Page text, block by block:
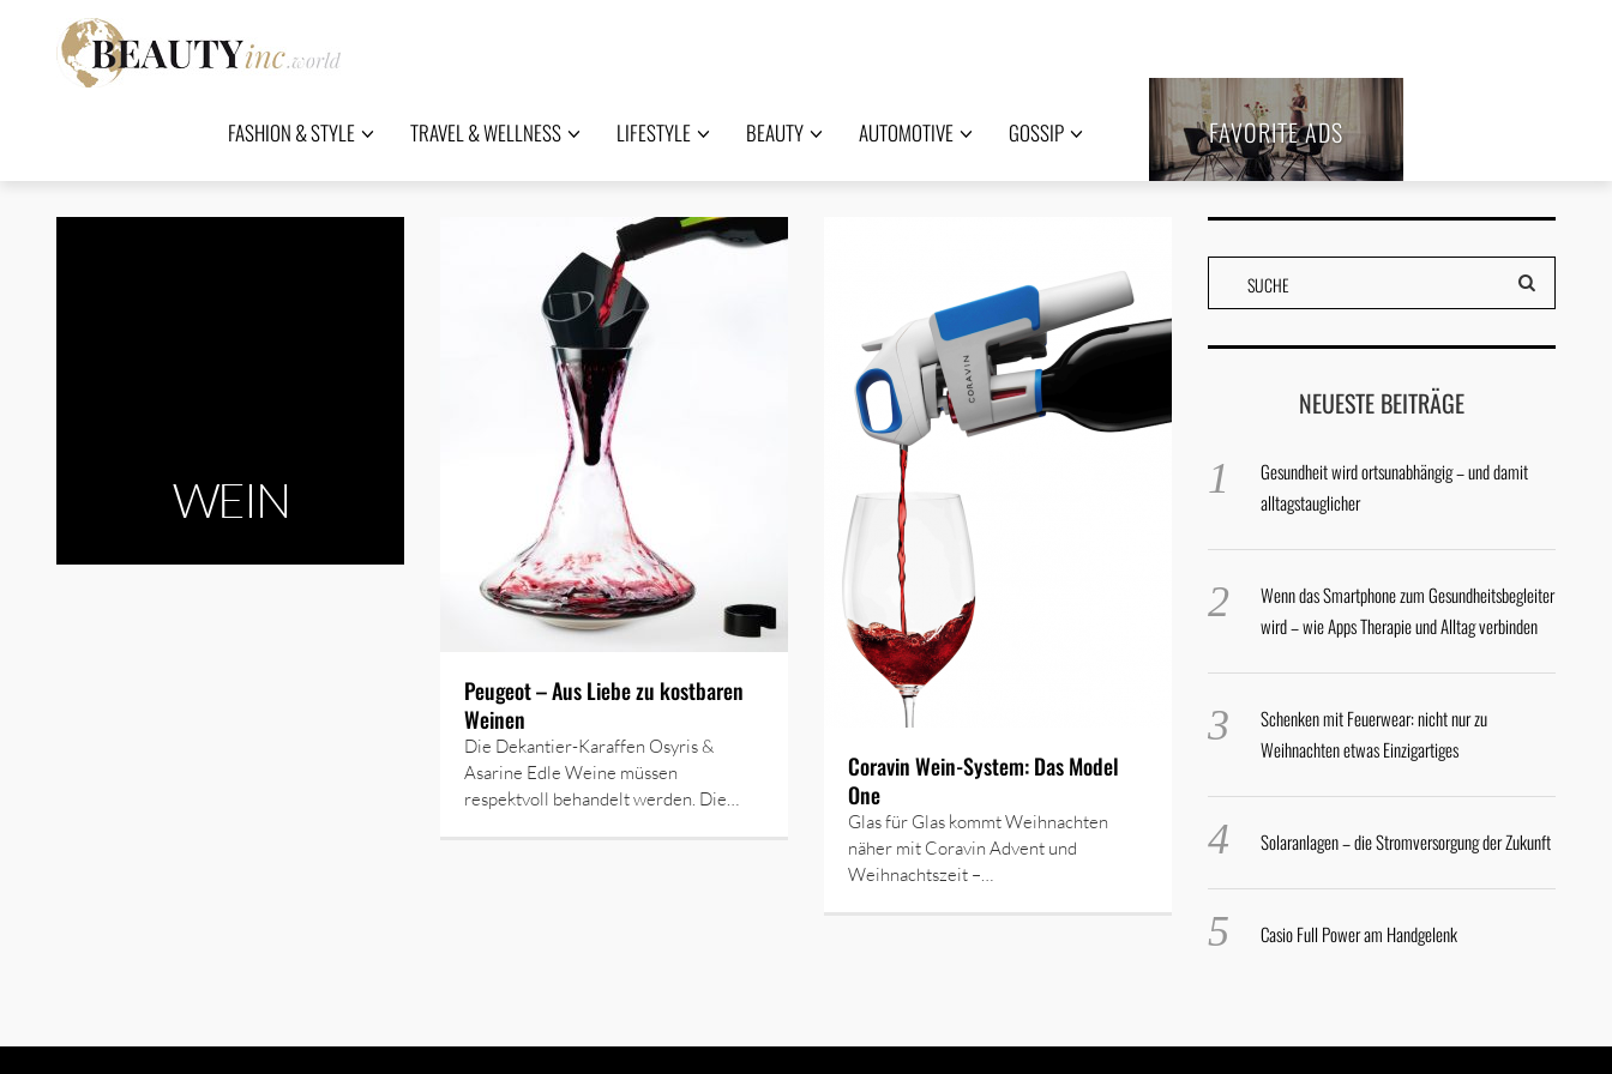
FASHION & STYLE TRAVEL & WELLNESS LIFESTYLE BEAUTY AUTOMOTIVE GOSSIP FAVORITE ADS
WEIN
Peugeot – Aus Liebe zu kostbaren
Weinen
Die Dekantier-Karaffen Osyris &
Asarine Edle Weine müssen
respektvoll behandelt werden. Die…
Coravin Wein-System: Das Model
One
Glas für Glas kommt Weihnachten
näher mit Coravin Advent und
Weihnachtszeit –…
NEUESTE BEITRÄGE
Gesundheit wird ortsunabhängig – und damit
alltagstauglicher
Wenn das Smartphone zum Gesundheitsbegleiter
wird – wie Apps Therapie und Alltag verbinden
Schenken mit Feuerwear: nicht nur zu
Weihnachten etwas Einzigartiges
Solaranlagen – die Stromversorgung der Zukunft
Casio Full Power am Handgelenk